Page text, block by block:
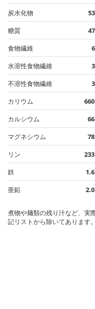
炭水化物
糖質
食物繊維
水溶性食物繊維
不溶性食物繊維
カリウム
660
カルシウム
66
マグネシウム
78
リン
233
鉄
1.6
亜鉛
2.0
煮物や麺類の残り汁など、実
記リストから除いてあります。